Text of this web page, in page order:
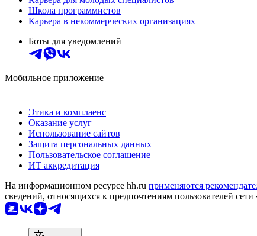
Школа программистов
Карьера в некоммерческих организациях
Боты для уведомлений
Мобильное приложение
Этика и комплаенс
Оказание услуг
Использование сайтов
Защита персональных данных
Пользовательское соглашение
ИТ аккредитация
На информационном ресурсе hh.ru применяются
сведений, относящихся к предпочтениям пользователей